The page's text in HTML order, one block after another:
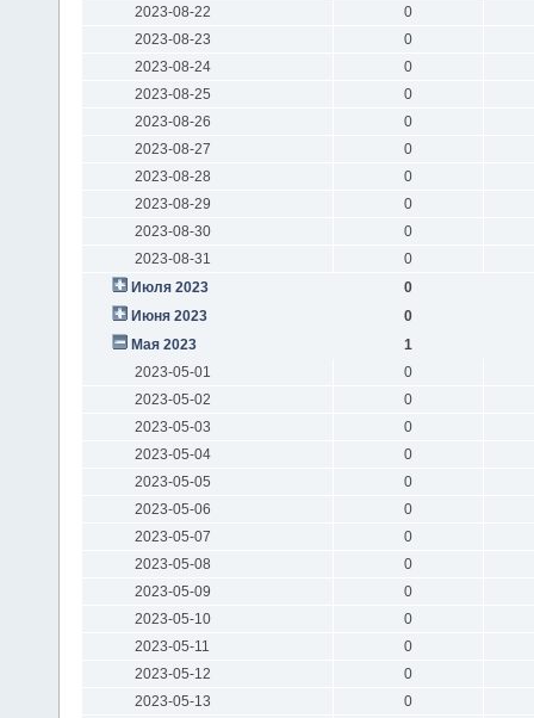
2023-08-22
0
2023-08-23
0
2023-08-24
0
2023-08-25
0
2023-08-26
0
2023-08-27
0
2023-08-28
0
2023-08-29
0
2023-08-30
0
2023-08-31
0
Июля 2023
0
Июня 2023
0
Мая 2023
1
2023-05-01
0
2023-05-02
0
2023-05-03
0
2023-05-04
0
2023-05-05
0
2023-05-06
0
2023-05-07
0
2023-05-08
0
2023-05-09
0
2023-05-10
0
2023-05-11
0
2023-05-12
0
2023-05-13
0